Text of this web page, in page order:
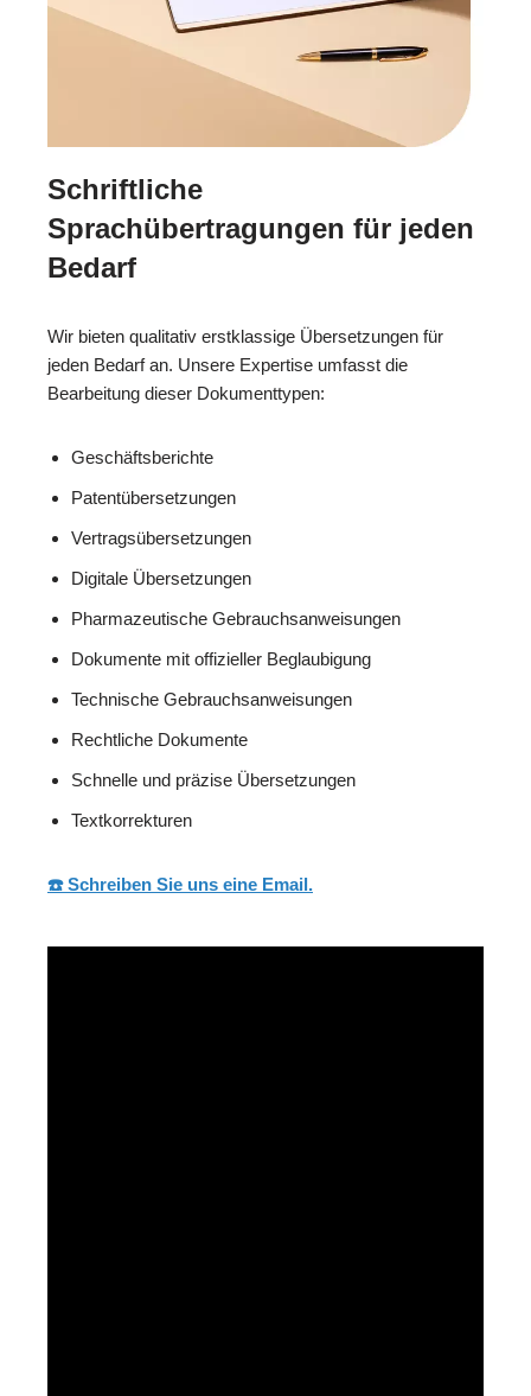
Schriftliche
Sprachübertragungen für jeden
Bedarf
Wir bieten qualitativ erstklassige Übersetzungen für
jeden Bedarf an. Unsere Expertise umfasst die
Bearbeitung dieser Dokumenttypen:
Geschäftsberichte
Patentübersetzungen
Vertragsübersetzungen
Digitale Übersetzungen
Pharmazeutische Gebrauchsanweisungen
Dokumente mit offizieller Beglaubigung
Technische Gebrauchsanweisungen
Rechtliche Dokumente
Schnelle und präzise Übersetzungen
Textkorrekturen
☎️ Schreiben Sie uns eine Email.